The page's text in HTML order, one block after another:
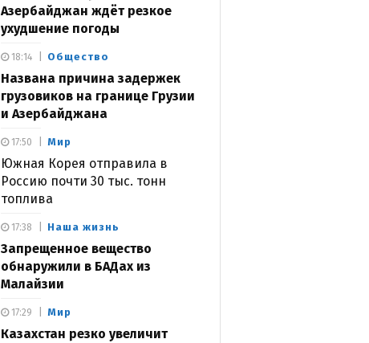
Азербайджан ждёт резкое
ухудшение погоды
Общество
Названа причина задержек
грузовиков на границе Грузии
и Азербайджана
18:14
Мир
Южная Корея отправила в
Россию почти 30 тыс. тонн
топлива
17:50
Наша жизнь
Запрещенное вещество
обнаружили в БАДах из
Малайзии
17:38
Мир
Казахстан резко увеличит
17:29